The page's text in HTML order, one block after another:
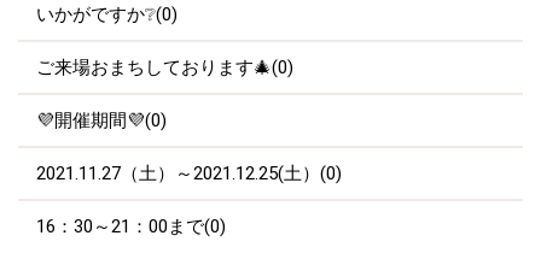
いかがですか❔(0)
ご来場おまちしております🎄(0)
💜開催期間💜(0)
2021.11.27（土）～2021.12.25(土）(0)
16：30～21：00まで(0)